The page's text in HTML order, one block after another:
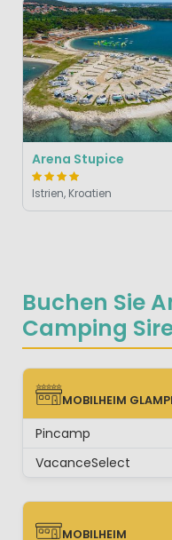
Buchen Sie
Camping
MOBILHEIM GLAMPING
MOBILHEIM
Pincamp
VacanceSelect
MOBILHEIM
Arena Stupice
Istrien, Kroatien